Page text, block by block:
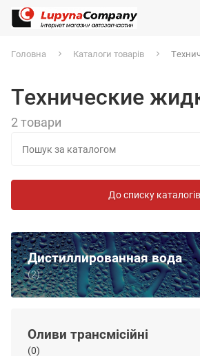
Головна Каталоги товарів
Технические
2 товари
До списку каталогів
Дистиллированная вода
(2)
Оливи трансмісійні
(0)